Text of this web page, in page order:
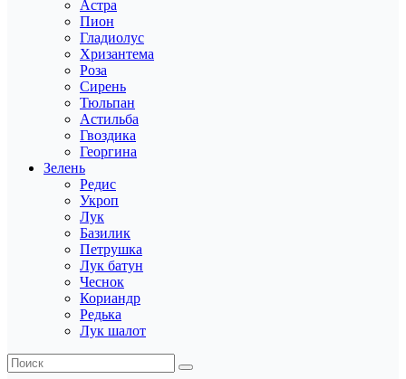
Астра
Пион
Гладиолус
Хризантема
Роза
Сирень
Тюльпан
Астильба
Гвоздика
Георгина
Зелень
Редис
Укроп
Лук
Базилик
Петрушка
Лук батун
Чеснок
Кориандр
Редька
Лук шалот